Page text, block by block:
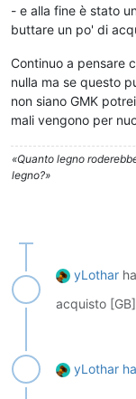
- e alla fine è stato
buttare un po' di
Continuo a pensare
nulla ma se questo
non siano GMK
mali vengono per
«Quanto legno
legno?»
yLothar
acquisto
yLothar